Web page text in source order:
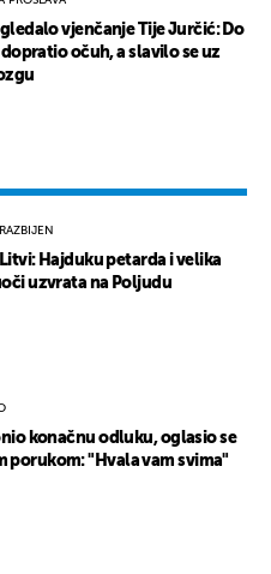
vjenčanje Tije Jurčić: Do
očuh, a slavilo se uz
Hajduku petarda i velika
uzvrata na Poljudu
konačnu odluku, oglasio se
porukom: "Hvala vam svima"